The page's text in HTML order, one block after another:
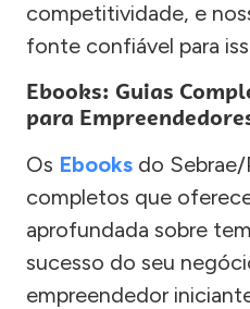
competitividade, e
fonte confiável para
Ebooks: Guias
para
Os Ebooks do Sebrae/
completos que
aprofundada sobre
sucesso do seu
empreendedor